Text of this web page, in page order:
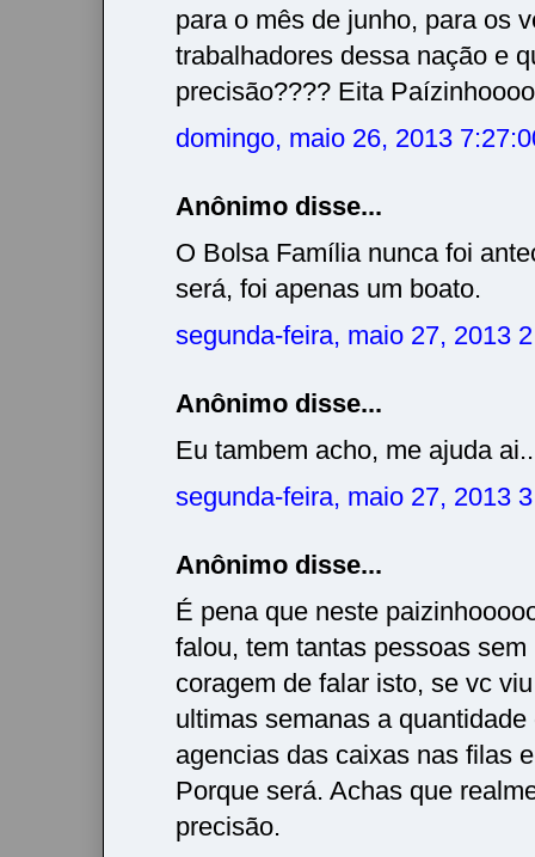
para o mês de junho, para os
trabalhadores dessa nação e
precisão???? Eita
domingo, maio 26, 2013
Anônimo disse...
O Bolsa Família nunca foi
será, foi apenas um boato.
segunda-feira, maio 27, 2013
Anônimo disse...
Eu tambem acho, me ajuda
segunda-feira, maio 27, 2013
Anônimo disse...
É pena que neste
falou, tem tantas pessoas
coragem de falar isto, se vc
ultimas semanas a
agencias das caixas nas filas
Porque será. Achas que
precisão.